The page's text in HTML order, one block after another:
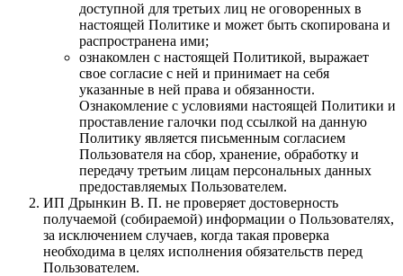
доступной для третьих лиц не оговоренных в
настоящей Политике и может быть скопирована и
распространена ими;
ознакомлен с настоящей Политикой, выражает
свое согласие с ней и принимает на себя
указанные в ней права и обязанности.
Ознакомление с условиями настоящей Политики и
проставление галочки под ссылкой на данную
Политику является письменным согласием
Пользователя на сбор, хранение, обработку и
передачу третьим лицам персональных данных
предоставляемых Пользователем.
ИП Дрынкин В. П. не проверяет достоверность
получаемой (собираемой) информации о Пользователях,
за исключением случаев, когда такая проверка
необходима в целях исполнения обязательств перед
Пользователем.